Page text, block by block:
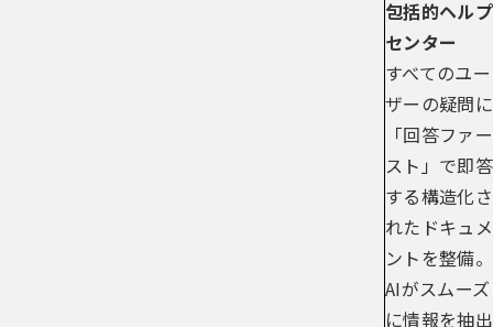
包括的ヘルプ
センター
すべてのユー
ザーの疑問に
「回答ファー
スト」で即答
する構造化さ
れたドキュメ
ントを整備。
AIがスムーズ
に情報を抽出